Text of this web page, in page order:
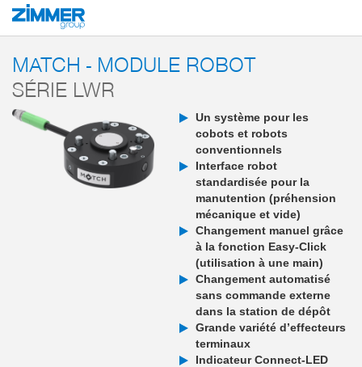
Démarrage Produits
MATCH - MODULE ROBOT
SÉRIE LWR
Un système pour les
cobots et robots
conventionnels
Interface robot
standardisée pour la
manutention (préhension
mécanique et vide)
Changement manuel grâce
à la fonction Easy-Click
(utilisation à une main)
Changement automatisé
sans commande externe
dans la station de dépôt
Grande variété d’effecteurs
terminaux
Indicateur Connect-LED